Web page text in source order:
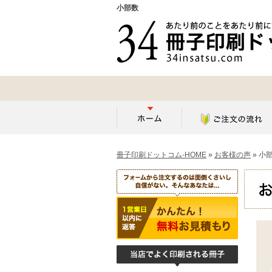
小部数
冊子印刷ドットコム-HOME » お客様の声 » 小